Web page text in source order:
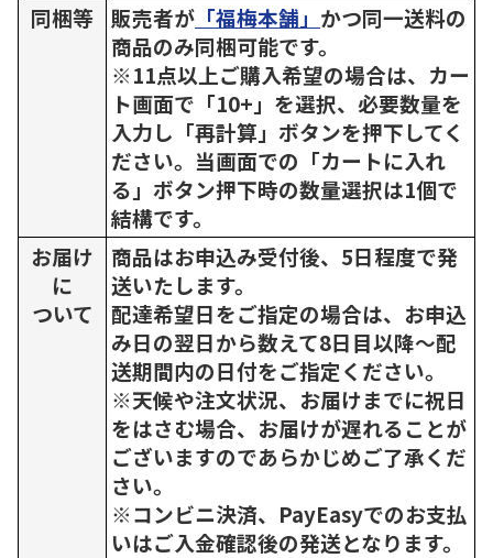
同梱等
販売者が 「福梅本舗」 かつ同一送料の
商品のみ同梱可能です。
※11点以上ご購入希望の場合は、カー
ト画面で「10+」を選択、必要数量を
入力し「再計算」ボタンを押下してく
ださい。当画面での「カートに入れ
る」ボタン押下時の数量選択は1個で
結構です。
お届け
に
ついて
商品はお申込み受付後、5日程度で発
送いたします。
配達希望日をご指定の場合は、お申込
み日の翌日から数えて8日目以降～配
送期間内の日付をご指定ください。
※天候や注文状況、お届けまでに祝日
をはさむ場合、お届けが遅れることが
ございますのであらかじめご了承くだ
さい。
※コンビニ決済、PayEasyでのお支払
いはご入金確認後の発送となります。